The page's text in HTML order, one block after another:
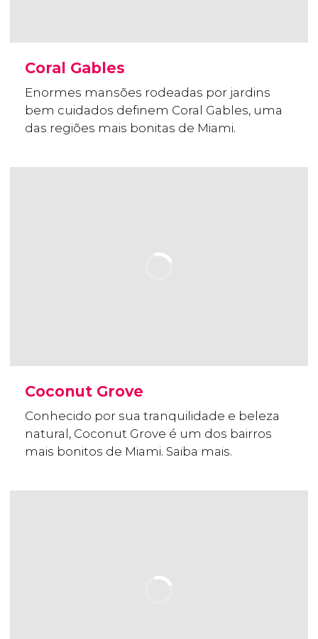
Coral Gables
Enormes mansões rodeadas por jardins
bem cuidados definem Coral Gables, uma
das regiões mais bonitas de Miami.
Coconut Grove
Conhecido por sua tranquilidade e beleza
natural, Coconut Grove é um dos bairros
mais bonitos de Miami. Saiba mais.